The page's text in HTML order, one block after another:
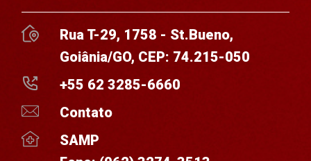
Rua T-29, 1758 - St.Bueno,
Goiânia/GO, CEP: 74.215-050
+55 62 3285-6660
Contato
SAMP